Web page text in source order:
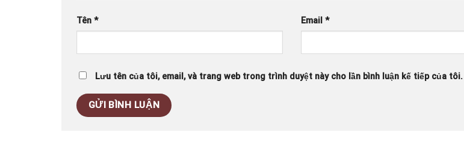
Tên * Email*
Lưu tên của tôi, email, và trang web trong trình duyệt này cho lần bình luận kế tiếp của tôi.